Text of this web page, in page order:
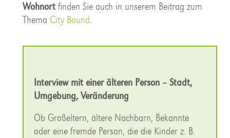
Wohnortfinden Sie auch in unserem Beitrag zum
Thema City Bound.
Interview mit einer älteren Person – Stadt,
Umgebung, Veränderung
Ob Großeltern, ältere Nachbarn, Bekannte
oder eine fremde Person, die die Kinder z. B.